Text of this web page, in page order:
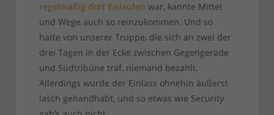
regelmäßig dort Eislaufen war, kannte Mittel
und Wege auch so reinzukommen. Und so
hatte von unserer Truppe, die sich an zwei der
drei Tagen in der Ecke zwischen Gegengerade
und Südtribüne traf, niemand bezahlt.
Allerdings wurde der Einlass ohnehin äußerst
lasch gehandhabt, und so etwas wie Security